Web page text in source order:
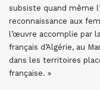
subsiste quand même
reconnaissance aux
l’œuvre accomplie par
français d’Algérie, au
dans les territoires
française. »